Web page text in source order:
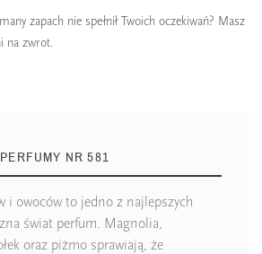
zapach nie spełnił Twoich oczekiwań? Masz
na zwrot.
NR 581
i owoców to jedno z najlepszych
świat perfum. Magnolia,
oraz piżmo sprawiają, że